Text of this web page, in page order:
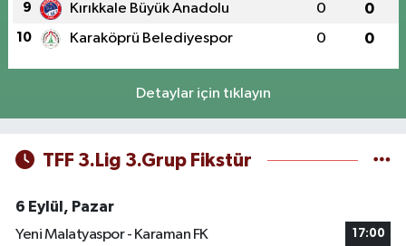
9 Kırıkkale Büyük Anadolu 0 0
10 Karaköprü Belediyespor 0 0
Detaylar için tıklayın
TFF 3.Lig 3.Grup Fikstür
6 Eylül, Pazar
Yeni Malatyaspor - Karaman FK
17:00